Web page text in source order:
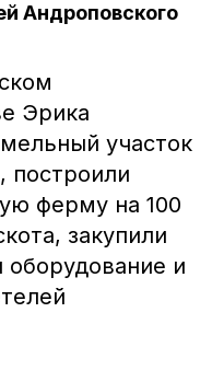
Андроповского
Эрика
участок
построили
ферму на 100
закупили
оборудование и